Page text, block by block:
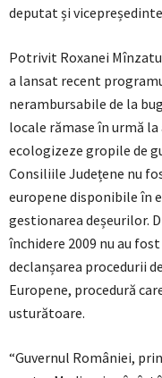
deputat și vicepreședinte
Potrivit Roxanei
a lansat recent
nerambursabile de la
locale rămase în urmă
ecologizeze gropile de
Consiliile Județene nu
europene disponibile în
gestionarea deșeurilor.
închidere 2009 nu au
declanșarea procedurii
Europene, procedură
usturătoare.
“Guvernul României,